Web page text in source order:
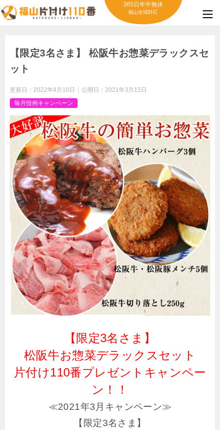
365日年中無休
福山全域対応
【限定3名さま】 松阪牛お惣菜デラックスセ
ット
更新日： 2022年4月10日 公開日： 2021年3月15日
毎月恒例キャンペーン
【限定3名さま】
松阪牛お惣菜デラックスセット
片付け110番プレゼントキャンペー
ン！！
≪2021年3月キャンペーン≫
【限定3名さま】